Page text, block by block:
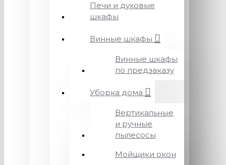
Печи и духовые
шкафы
Винные шкафы
Винные шкафы
по предзаказу
Уборка дома
Вертикальные
и ручные
пылесосы
Мойщики окон